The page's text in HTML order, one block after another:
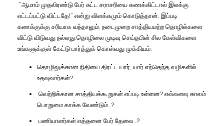
“ஆமாம் முதலிரண்டு பேர் சுட்ட சராசரியை கணக்கிட்டால் இலக்கு
எட்டப்பட்டு விட்டதே!” என்று விளக்கமும் கொடுத்தான் இப்படி
கணக்குக்கு சரியாக வந்தாலும் நடைமுறை சாத்தியமற்ற தொழில்களை
விட்டு விடுவது நல்லது தொழிலை முடிவு செய்தபின் சில கேள்விகளை
உங்களுக்குள் கேட்டு பார்த்துக் கொள்வது முக்கியம்
தொழிலுக்கான நிதியை திரட்ட யார் யார் எந்தெந்த வழிகளில்
உதவுவார்கள்?
வெற்றிக்கான சாத்தியக்கூறுகள் எப்படி உள்ளன? எவ்வளவு காலம்
பொறுமை காக்க வேண்டும் ..?
பணியாளர்கள் எத்தனை பேர் தேவை ..?